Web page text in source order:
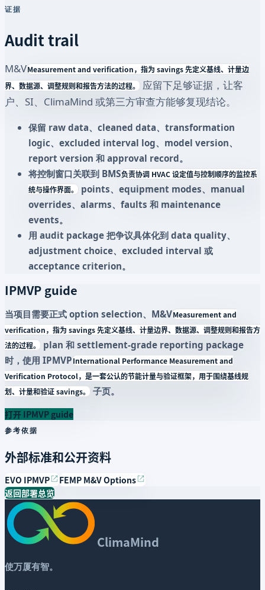
证据
Audit trail
M&VMeasurement and verification，指为 savings 先定义基线、计量边
界、数据源、调整规则和报告方法的过程。 应留下足够证据，让客
户、SI、ClimaMind 或第三方审查方能够复现结论。
保留 raw data、cleaned data、transformation
logic、excluded interval log、model version、
report version 和 approval record。
将控制窗口关联到 BMS负责协调 HVAC 设定值与控制顺序的监控系
统与操作界面。 points、equipment modes、manual
overrides、alarms、faults 和 maintenance
events。
用 audit package 把争议具体化到 data quality、
adjustment choice、excluded interval 或
acceptance criterion。
IPMVP guide
当项目需要正式 option selection、 M&VMeasurement and
verification，指为 savings 先定义基线、计量边界、数据源、调整规则和报告方
法的过程。 plan 和 settlement-grade reporting package
时，使用 IPMVPInternational Performance Measurement and
Verification Protocol，是一套公认的节能计量与验证框架，用于围绕基线规
划、计量和验证 savings。 子页。
打开 IPMVP guide
参考依据
外部标准和公开资料
EVO IPMVPopen_in_newFEMP M&V Optionsopen_in_new
返回部署总览
ClimaMind
使万厦有智。